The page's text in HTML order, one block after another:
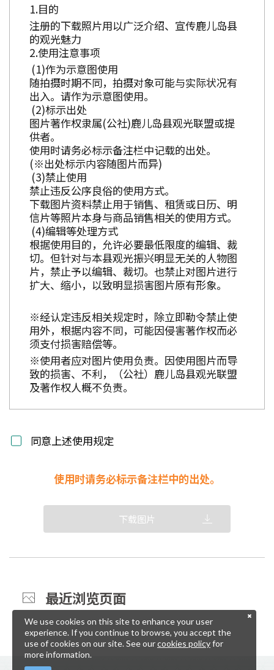
目的
注册的下载照片用以广泛介绍、宣传鹿儿岛县
的观光魅力
使用注意事项
作为示意图使用
随拍摄时期不同，拍摄对象可能与实际状况有
出入。请作为示意图使用。
标示出处
图片著作权隶属(公社)鹿儿岛县观光联盟或提
供者。
使用时请务必标示备注栏中记载的出处。
(※出处标示内容随图片而异)
禁止使用
禁止违反公序良俗的使用方式。
下载图片资料禁止用于销售、租赁或日历、明
信片等照片本身与商品销售相关的使用方式。
编辑等处理方式
根据使用目的，允许必要最低限度的编辑、裁
切。但针对与本县观光振兴明显无关的人物图
片，禁止予以编辑、裁切。也禁止对图片进行
扩大、缩小，以致明显损害图片原有形象。
※经认定违反相关规定时，除立即勒令禁止使
用外，根据内容不同，可能因侵害著作权而必
须支付损害赔偿等。
※使用者应对图片使用负责。因使用图片而导
致的损害、不利，（公社）鹿儿岛县观光联盟
及著作权人概不负责。
同意上述使用规定
使用时请务必标示备注栏中的出处。
下载图片
最近浏览页面
We use cookies on this site to enhance your user
experience. If you continue to browse, you accept the
use of cookies on our site. See ourcookies policyfor
more information.